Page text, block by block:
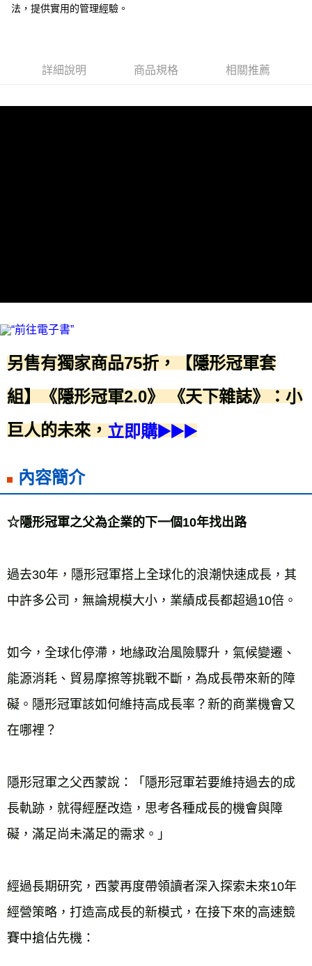
每筆NT$60，滿NT$799(含以上)免運費
法，提供實用的管理經驗。
詳細說明 商品規格 相關推薦
另售有獨家商品75折，【隱形冠軍套
組】《隱形冠軍2.0》 《天下雜誌》：小
巨人的未來， 立即購▶️▶️▶️
內容簡介
☆隱形冠軍之父為企業的下一個10年找出路
過去30年，隱形冠軍搭上全球化的浪潮快速成長，其
中許多公司，無論規模大小，業績成長都超過10倍。
如今，全球化停滯，地緣政治風險驟升，氣候變遷、
能源消耗、貿易摩擦等挑戰不斷，為成長帶來新的障
礙。隱形冠軍該如何維持高成長率？新的商業機會又
在哪裡？
隱形冠軍之父西蒙說：「隱形冠軍若要維持過去的成
長軌跡，就得經歷改造，思考各種成長的機會與障
礙，滿足尚未滿足的需求。」
經過長期研究，西蒙再度帶領讀者深入探索未來10年
經營策略，打造高成長的新模式，在接下來的高速競
賽中搶佔先機：